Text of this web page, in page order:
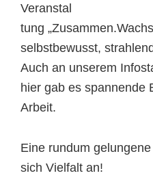
Veranstal
tung
selbstbewusst,
Auch an unserem
hier gab es spannende
Arbeit.
Eine rundum
sich Vielfalt an!